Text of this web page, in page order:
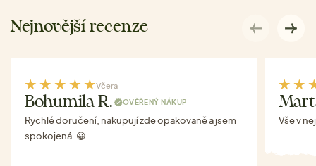
Nejnovější recenze
Včera
Bohumila R. OVĚŘENÝ NÁKUP
Rychlé doručení, nakupují zde opakovaně a jsem
spokojená. 😀
Vše v